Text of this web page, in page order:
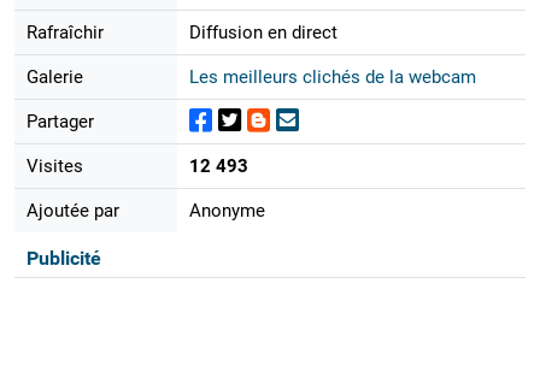
Rafraîchir Diffusion en direct
Galerie Les meilleurs clichés de la webcam
Partager
Visites 12 493
Ajoutée par Anonyme
Publicité